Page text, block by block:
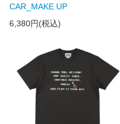
CAR_MAKE UP
6,380円(税込)